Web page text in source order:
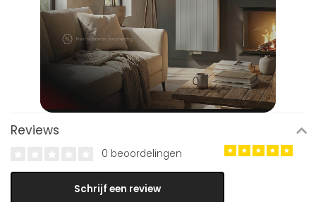
Reviews
0 beoordelingen
Schrijf een review